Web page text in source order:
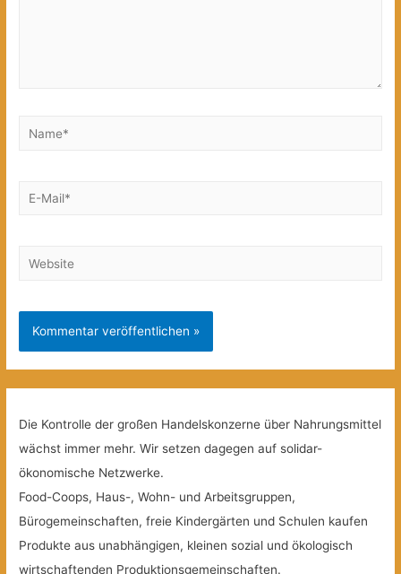
Name*
E-
Website
Die Kontrolle der großen Handelskonzerne über Nahrungsmittel
wächst immer mehr. Wir setzen dagegen auf solidar-
ökonomische Netzwerke.
Food-Coops, Haus-, Wohn- und Arbeitsgruppen,
Bürogemeinschaften, freie Kindergärten und Schulen kaufen
Produkte aus unabhängigen, kleinen sozial und ökologisch
wirtschaftenden Produktionsgemeinschaften.